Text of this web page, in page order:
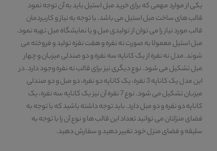
یکی از موارد مهمی که برای خرید مبل استیل باید به آن توجه نمود
قالب های ساخت مبل استیل می باشد. با توجه به نیاز و کاربردمان
قالب مورد نیاز را می توان از تولیدی مبل و یا نمایشگاه مبل تهیه نمود.
مبل استیل معمولا به صورت نه نفره و هفت نفزه تولید و فروخته می
شوند. مدل نه نفره از یک کاناپه سه نفره و دو صندلی میزبان و چهار
مبل تشکیل می شود. نوع دیگری نیز برای قالب نه نفره وجود دارد. در
این مدل یک کاناپه 3 نفره، یک کاناپه دو نفره، دو مبل و دو صندلی
میزبان تشکیل می شود. نوع 7 نفره آن نیز یک کاناپه سه نفره، یک
کاناپه دو نفره و دو مبل دارد. باید توجه داشته باشید که با توجه به
فضای منزلتان می توانید تعداد این قالب ها و نوع آن را با توجه به
سلیقه و فضای منزل خود تغییر دهید و سفارش دهید.